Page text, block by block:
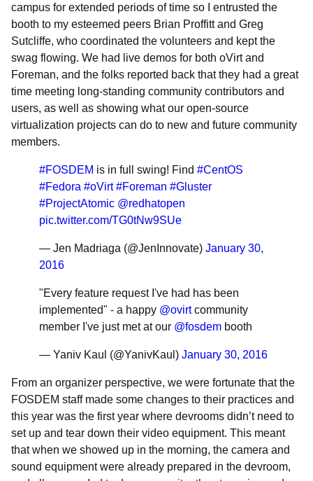
campus for extended periods of time so I entrusted the
booth to my esteemed peers Brian Proffitt and Greg
Sutcliffe, who coordinated the volunteers and kept the
swag flowing. We had live demos for both oVirt and
Foreman, and the folks reported back that they had a great
time meeting long-standing community contributors and
users, as well as showing what our open-source
virtualization projects can do to new and future community
members.
#FOSDEM is in full swing! Find #CentOS
#Fedora #oVirt #Foreman #Gluster
#ProjectAtomic @redhatopen
pic.twitter.com/TG0tNw9SUe
— Jen Madriaga (@JenInnovate) January 30,
2016
"Every feature request I've had has been
implemented" - a happy @ovirtcommunity
member I've just met at our @fosdem booth
— Yaniv Kaul (@YanivKaul) January 30, 2016
From an organizer perspective, we were fortunate that the
FOSDEM staff made some changes to their practices and
this year was the first year where devrooms didn’t need to
set up and tear down their video equipment. This meant
that when we showed up in the morning, the camera and
sound equipment were already prepared in the devroom,